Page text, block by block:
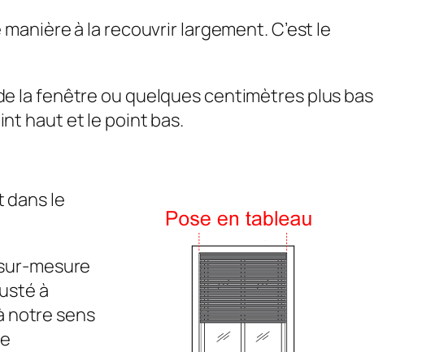
à la recouvrir largement. C’est le
la fenêtre ou quelques centimètres plus bas
haut et le point bas.
dans le
mesure
à
notre sens